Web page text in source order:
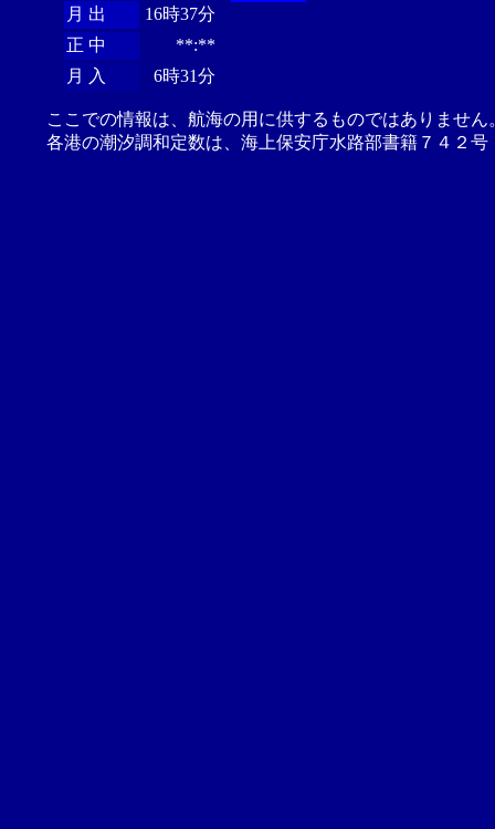
月 出
16時37分
正 中
**:**
月 入
6時31分
ここでの情報は、航海の用に供するものではありませ
各港の潮汐調和定数は、海上保安庁水路部書籍７４２